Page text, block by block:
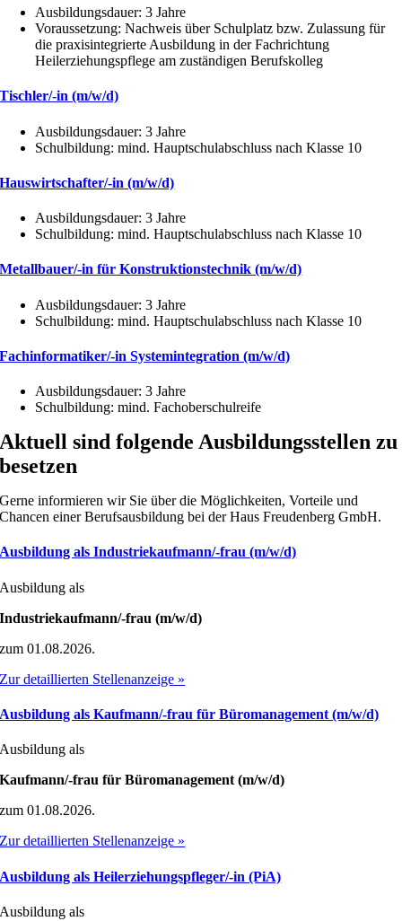
Ausbildungsdauer: 3 Jahre
Voraussetzung: Nachweis über Schulplatz bzw. Zulassung für
die praxisintegrierte Ausbildung in der Fachrichtung
Heilerziehungspflege am zuständigen Berufskolleg
Tischler/-in (m/w/d)
Ausbildungsdauer: 3 Jahre
Schulbildung: mind. Hauptschulabschluss nach Klasse 10
Hauswirtschafter/-in (m/w/d)
Ausbildungsdauer: 3 Jahre
Schulbildung: mind. Hauptschulabschluss nach Klasse 10
Metallbauer/-in für Konstruktionstechnik (m/w/d)
Ausbildungsdauer: 3 Jahre
Schulbildung: mind. Hauptschulabschluss nach Klasse 10
Fachinformatiker/-in Systemintegration (m/w/d)
Ausbildungsdauer: 3 Jahre
Schulbildung: mind. Fachoberschulreife
Aktuell sind folgende Ausbildungsstellen zu
besetzen
Gerne informieren wir Sie über die Möglichkeiten, Vorteile und
Chancen einer Berufsausbildung bei der Haus Freudenberg GmbH.
Ausbildung als Industriekaufmann/-frau (m/w/d)
Ausbildung als
Industriekaufmann/-frau (m/w/d)
zum 01.08.2026.
Zur detaillierten Stellenanzeige »
Ausbildung als Kaufmann/-frau für Büromanagement (m/w/d)
Ausbildung als
Kaufmann/-frau für Büromanagement (m/w/d)
zum 01.08.2026.
Zur detaillierten Stellenanzeige »
Ausbildung als Heilerziehungspfleger/-in (PiA)
Ausbildung als